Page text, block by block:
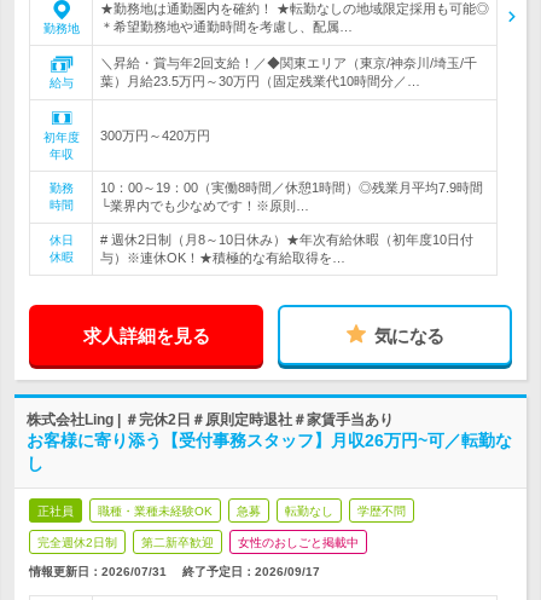
勤務地
★勤務地は通勤圏内を確約！ ★転勤なしの地域限定採用も可能◎
＊希望勤務地や通勤時間を考慮し、配属…
給与
＼昇給・賞与年2回支給！／◆関東エリア（東京/神奈川/埼玉/千
葉）月給23.5万円～30万円（固定残業代10時間分／…
初年度
年収
300万円～420万円
勤務
時間
10：00～19：00（実働8時間／休憩1時間）◎残業月平均7.9時間
└業界内でも少なめです！※原則…
休日
休暇
# 週休2日制（月8～10日休み）★年次有給休暇（初年度10日付
与）※連休OK！★積極的な有給取得を…
求人詳細を見る 気になる
株式会社Ling | ＃完休2日＃原則定時退社＃家賃手当あり
お客様に寄り添う【受付事務スタッフ】月収26万円~可／転勤な
し
正社員 職種・業種未経験OK 急募 転勤なし 学歴不問
完全週休2日制 第二新卒歓迎 女性のおしごと掲載中
情報更新日：2026/07/31 終了予定日： 2026/09/17